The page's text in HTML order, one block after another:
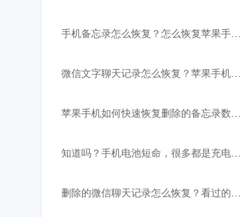
手机备忘录怎么恢复？怎么恢复苹果手机突然消失的备忘录内容
微信文字聊天记录怎么恢复？苹果手机微信数据恢复教程
苹果手机如何快速恢复删除的备忘录数据:iPhone必备
知道吗？手机电池短命，很多都是充电宝惹的祸！
删除的微信聊天记录怎么恢复？看过的都找回了